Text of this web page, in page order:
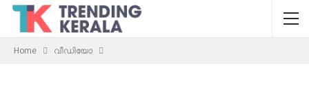
Home വീഡിയോ